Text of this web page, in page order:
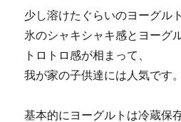
少し溶けたぐらいのヨーグル
氷のシャキシャキ感とヨーグ
トロトロ感が相まって、
我が家の子供達には人気です。
基本的にヨーグルトは冷蔵保